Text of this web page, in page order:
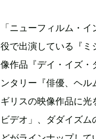
「ニューフィルム・
役で出演している『ミ
像作品『デイ・イズ・
ンタリー『俳優、ヘ
ギリスの映像作品に光
ビデオ」、ダダイズ